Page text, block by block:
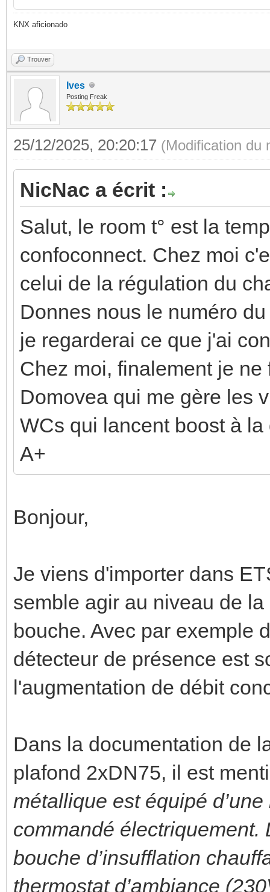
KNX aficionado
Trouver
Ives
Posting Freak
25/12/2025, 20:20:17 (Modification du
NicNac a écrit :
Salut, le room t° est la
confoconnect. Chez moi
celui de la régulation du
Donnes nous le numéro
je regarderai ce que j'ai
Chez moi, finalement je
Domovea qui me gère les
WCs qui lancent boost à la
A+
Bonjour,
Je viens d'importer dans
semble agir au niveau de
bouche. Avec par exemple
détecteur de présence est
l'augmentation de débit
Dans la documentation de
plafond 2xDN75, il est
métallique est équipé
commandé électriquement.
bouche d’insufflation
thermostat d’ambiance